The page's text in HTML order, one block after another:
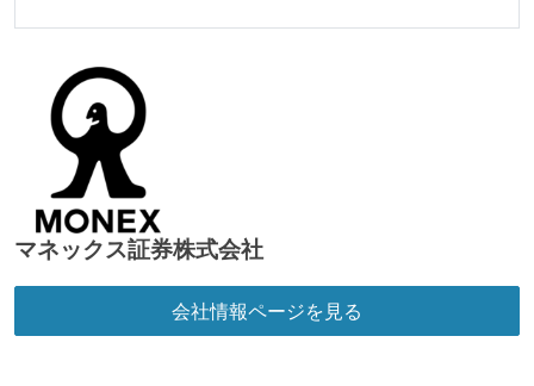
マネックス証券株式会社
会社情報ページを見る